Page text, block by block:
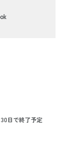
日で終了予定